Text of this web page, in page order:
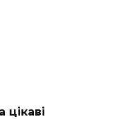
цікаві